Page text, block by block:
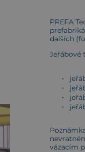
PREFA
dalších
Jeřábové
vázacím